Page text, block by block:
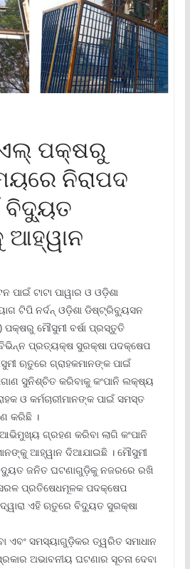
ପକ୍ଷରୁ
ନିରାପଦ
ବିଦ୍ୟୁତ
ଆହ୍ୱାନ
ପାଇଁ ଟାଟା ପାୱାର ଓ ଓଡ଼ିଶା
ଟିପି ନର୍ଦନ୍ ଓଡ଼ିଶା ଡିଷ୍ଟ୍ରିବ୍ୟୁସନ
ମୌସୁମୀ ବର୍ଷା ପ୍ରସ୍ତୁତି
ପ୍ରତ୍ୟକ୍ଷ ସୁରକ୍ଷା ପଦକ୍ଷେପ
ଋତୁରେ ଗ୍ରାହକମାନଙ୍କ ପାଇଁ
ସୁନିଶ୍ଚିତ କରିବାକୁ କଂପାନି ଲକ୍ଷ୍ୟ
ଓ କର୍ମଚାରୀମାନଙ୍କ ପାଇଁ ସମସ୍ତ
କରିଛି ।
ଗ୍ରହଣ କରିବା ଲାଗି କଂପାନି
ଆହ୍ୱାନ ଦିଆଯାଇଛି । ମୌସୁମୀ
ଜନିତ ଘଟଣାଗୁଡ଼ିକୁ ନଜରରେ ରଖି
ପ୍ରତିଷେଧମୂଳକ ପଦକ୍ଷେପ
ଦ୍ୱାରା ଏହି ଋତୁରେ ବିଦ୍ୟୁତ ସୁରକ୍ଷା
ଏବଂ ସମସ୍ୟାଗୁଡ଼ିକର ତ୍ୱରିତ ସମାଧାନ
ଅଭାବନୀୟ ଘଟଣାର ସୂଚନା ଦେବା